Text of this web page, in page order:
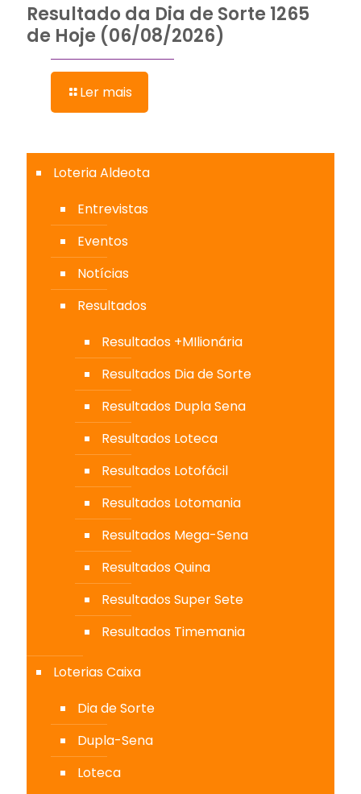
Resultado da Dia de Sorte 1265
de Hoje (06/08/2026)
Ler mais
Loteria Aldeota
Entrevistas
Eventos
Notícias
Resultados
Resultados +MIlionária
Resultados Dia de Sorte
Resultados Dupla Sena
Resultados Loteca
Resultados Lotofácil
Resultados Lotomania
Resultados Mega-Sena
Resultados Quina
Resultados Super Sete
Resultados Timemania
Loterias Caixa
Dia de Sorte
Dupla-Sena
Loteca